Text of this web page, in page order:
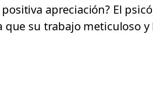
apreciación? El
que su trabajo meticuloso